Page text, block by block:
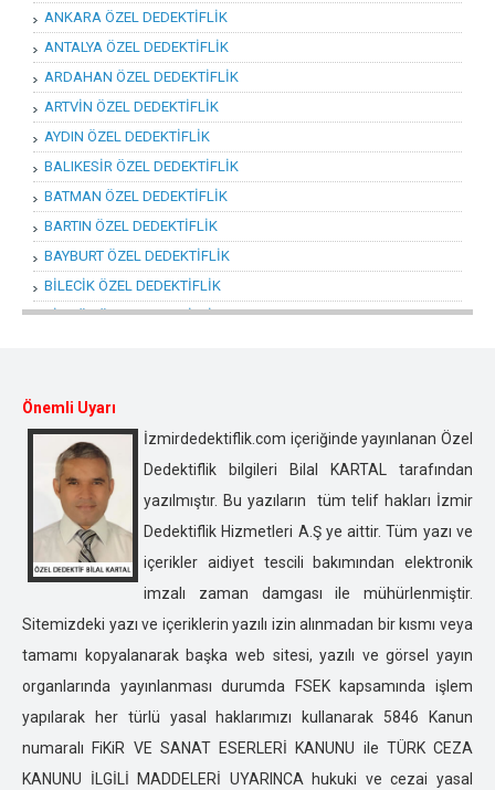
ANKARA ÖZEL DEDEKTİFLİK
ANTALYA ÖZEL DEDEKTİFLİK
ARDAHAN ÖZEL DEDEKTİFLİK
ARTVİN ÖZEL DEDEKTİFLİK
AYDIN ÖZEL DEDEKTİFLİK
BALIKESİR ÖZEL DEDEKTİFLİK
BATMAN ÖZEL DEDEKTİFLİK
BARTIN ÖZEL DEDEKTİFLİK
BAYBURT ÖZEL DEDEKTİFLİK
BİLECİK ÖZEL DEDEKTİFLİK
BİNGÖL ÖZEL DEDEKTİFLİK
BURDUR ÖZEL DEDEKTİFLİK
BURSA ÖZEL DEDEKTİFLİK
ÇANAKKALE ÖZEL DEDEKTİFLİK
ÇANKIRI ÖZEL DEDEKTİFLİK
ÇORUM ÖZEL DEDEKTİFLİK
DENİZLİ ÖZEL DEDEKTİFLİK
DİYARBAKIR ÖZEL DEDEKTİFLİK
DÜZCE ÖZEL DEDEKTİFLİK
Önemli Uyarı
İzmirdedektiflik.com içeriğinde yayınlanan Özel
Dedektiflik bilgileri Bilal KARTAL tarafından
yazılmıştır. Bu yazıların tüm telif hakları İzmir
Dedektiflik Hizmetleri A.Ş ye aittir. Tüm yazı ve
içerikler aidiyet tescili bakımından elektronik
imzalı zaman damgası ile mühürlenmiştir.
Sitemizdeki yazı ve içeriklerin yazılı izin alınmadan bir kısmı veya
tamamı kopyalanarak başka web sitesi, yazılı ve görsel yayın
organlarında yayınlanması durumda FSEK kapsamında işlem
yapılarak her türlü yasal haklarımızı kullanarak 5846 Kanun
numaralı FiKiR VE SANAT ESERLERİ KANUNU ile TÜRK CEZA
KANUNU İLGİLİ MADDELERİ UYARINCA hukuki ve cezai yasal